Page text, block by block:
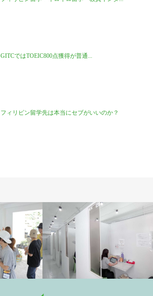
GITCではTOEIC800点獲得が普通...
フィリピン留学先は本当にセブがいいのか？
学校施設